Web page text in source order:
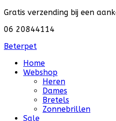
Gratis verzending bij een
06 20844114
Beterpet
Home
Webshop
Heren
Dames
Bretels
Zonnebrillen
Sale